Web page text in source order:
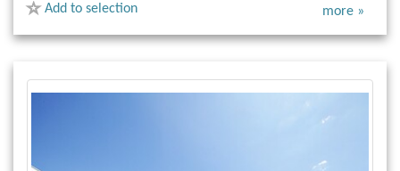
Add to selection more »